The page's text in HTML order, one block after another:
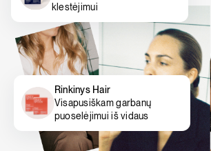
klestėjimui
Rinkinys Hair
Visapusiškam garbanų
puoselėjimui iš vidaus